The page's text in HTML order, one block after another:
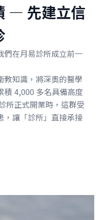
— 先建立信
們在月易診所成立前一
教知識，將深奧的醫學
積 4,000 多名具備高度
所正式開業時，這群受
，讓「診所」直接承接